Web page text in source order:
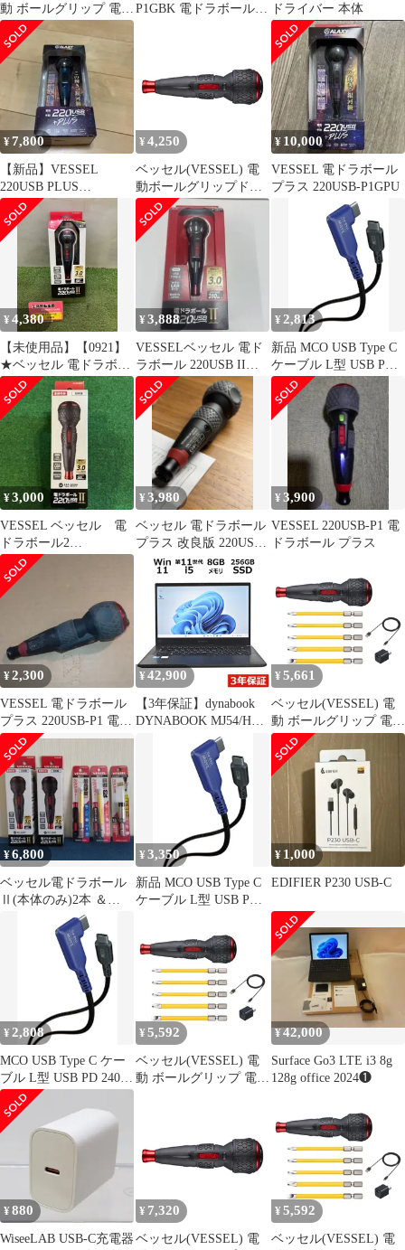
動 ボールグリップ 電ド
ラボールII ドライバー
ビット5本付 USBタイ
プCで充電 最大出力ト
ルク3N・m 220USBC-5
P1GBK 電ドラボールプ
ドライバー 本体
¥7,800
【新品】VESSEL
220USB PLUS
GALAXY 電動ドライバ
ー
¥ 4,250
ベッセル(VESSEL) 電
動ボールグリップドラ
イバー 〈本体のみ〉 電
ドラボールII USBタイ
プCで充電 最大出力ト
ルク3N・m 220USBC 1
¥ 10,000
VESSEL 電ドラボール
プラス 220USB-P1GPU
¥4,380
【未使用品】【0921】
★ベッセル 電ドラボー
ル2 220USBC-1 本体
+USBケーブル+ビット1
本付き
ITE5K67F7IAQ
¥3,888
VESSELベッセル 電ド
ラボール 220USB II
USB-C 新品未使用
¥ 2,813
新品 MCO USB Type C
ケーブル L型 USB PD
240W対応 eMarker 内蔵
ミニブレイカー搭載 2
ｍ Z1154
¥3,000
VESSEL ベッセル 電
ドラボール2
No.220USBC. 新品未開
封
¥3,980
ベッセル 電ドラボール
プラス 改良版 220USB-
P1 USB-C PD対応版
¥3,900
VESSEL 220USB-P1 電
ドラボール プラス
¥2,300
VESSEL 電ドラボール
プラス 220USB-P1 電動
ドライバー
¥ 42,900
【3年保証】dynabook
DYNABOOK MJ54/HS
SSD256GB メモリ8GB
Core i5 Windows 11 Pro
トパソコン パソコン ノ
¥ 5,661
ベッセル(VESSEL) 電
動 ボールグリップ 電ド
ラボールII ドライバー
ビット5本付 USBタイ
プCで充電 最大出力ト
ルク3N・m 220USBC-5
¥6,800
ベッセル電ドラボール
Ⅱ(本体のみ)2本 ＆
(220USB)シリーズ替ビ
ット3種類
¥3,350
新品 MCO USB Type C
ケーブル L型 USB PD
ミニブレイカー搭載 3
ｍ Z1155
¥ 1,000
EDIFIER P230 USB-C
¥ 2,808
MCO USB Type C ケー
ブル L型 USB PD 240W
対応 eMarker 内蔵 ミニ
ブレイカー搭載 2ｍ
Z1154
¥ 5,592
ベッセル(VESSEL) 電
動 ボールグリップ 電ド
ルク3N・m 220USBC-5
¥42,000
Surface Go3 LTE i3 8g
128g office 2024❶
¥880
WiseeLAB USB-C充電器
¥ 7,320
ベッセル(VESSEL) 電
¥ 5,592
ベッセル(VESSEL) 電